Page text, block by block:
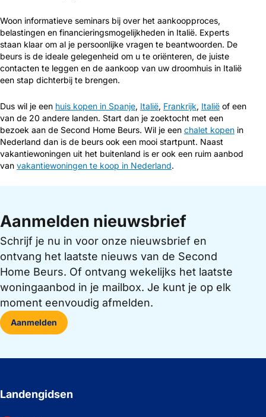
Woon informatieve seminars bij over het aankoopproces,
belastingen en financieringsmogelijkheden in Italië. Experts
staan klaar om al je persoonlijke vragen te beantwoorden. De
beurs is de ideale gelegenheid om u te oriënteren, de juiste
contacten te leggen en de aankoop van uw droomhuis in Italië
een stap dichterbij te brengen.
Dus wil je een huis kopen in Spanje, Italië, Frankrijk, Italië of een
van de 20 andere landen. Start dan je zoektocht met een
bezoek aan de Second Home Beurs. Wil je een chalet kopen in
Nederland dan is de beurs ook een mooi startpunt. Naast
vakantiewoningen uit het buitenland is er ook een ruim aanbod
van vakantiewoningen te koop in Nederland.
Aanmelden nieuwsbrief
Schrijf je nu in voor onze nieuwsbrief en
ontvang het laatste nieuws van de Second
Home Beurs. Of ontvang wekelijks het laatste
woningaanbod in je mailbox. Je kunt je op elk
moment eenvoudig afmelden.
Aanmelden
Landengidsen